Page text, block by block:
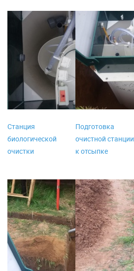
Станция
биологической
очистки
Подготовка
очистной станции
к отсыпке